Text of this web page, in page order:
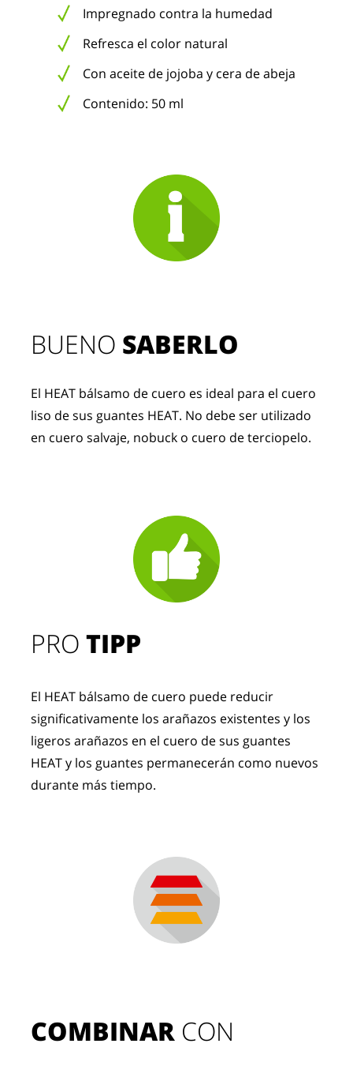
Impregnado contra la humedad
Refresca el color natural
Con aceite de jojoba y cera de abeja
Contenido: 50 ml
PROTIPP
El HEAT bálsamo de cuero puede reducir
significativamente los arañazos existentes y los
ligeros arañazos en el cuero de sus guantes
HEAT y los guantes permanecerán como nuevos
durante más tiempo.
BUENO SABERLO
El HEAT bálsamo de cuero es ideal para el cuero
liso de sus guantes HEAT. No debe ser utilizado
en cuero salvaje, nobuck o cuero de terciopelo.
COMBINAR CON